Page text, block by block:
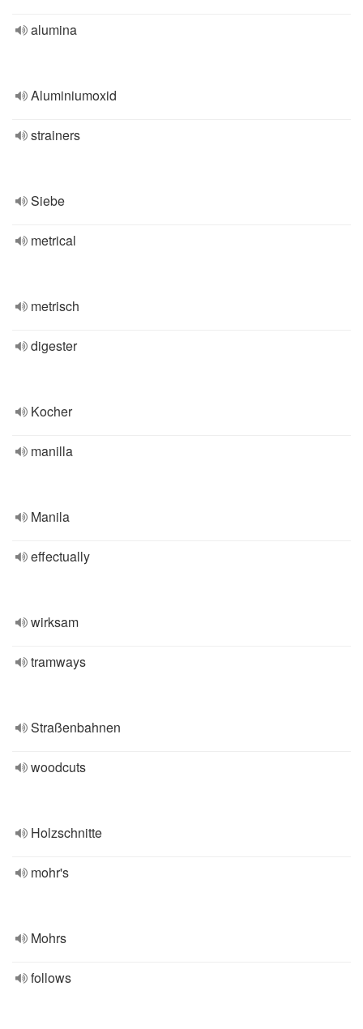
alumina
Aluminiumoxid
strainers
Siebe
metrical
metrisch
digester
Kocher
manilla
Manila
effectually
wirksam
tramways
Straßenbahnen
woodcuts
Holzschnitte
mohr's
Mohrs
follows